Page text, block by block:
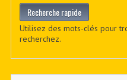
Utilisez des mots-clés pour
recherchez.